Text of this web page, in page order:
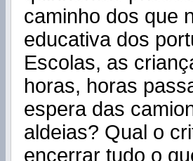
caminho dos que
educativa dos
Escolas, as
horas, horas
espera das
aldeias? Qual o
encerrar tudo o